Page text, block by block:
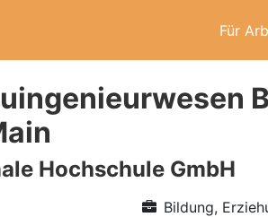
Für
Hochschule GmbH
Bildung,